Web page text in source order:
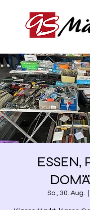
ESSEN,
So., 30. Aug.